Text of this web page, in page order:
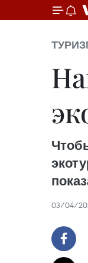
03/04/